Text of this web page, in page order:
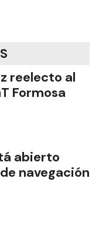
reelecto al
Formosa
abierto
navegación